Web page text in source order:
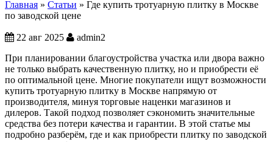
Главная » Статьи » Где купить тротуарную плитку в Москве
по заводской цене
22 авг 2025
admin2
При планировании благоустройства участка или двора важно
не только выбрать качественную плитку, но и приобрести её
по оптимальной цене. Многие покупатели ищут возможности
купить тротуарную плитку в Москве напрямую от
производителя, минуя торговые наценки магазинов и
дилеров. Такой подход позволяет сэкономить значительные
средства без потери качества и гарантии. В этой статье мы
подробно разберём, где и как приобрести плитку по заводской